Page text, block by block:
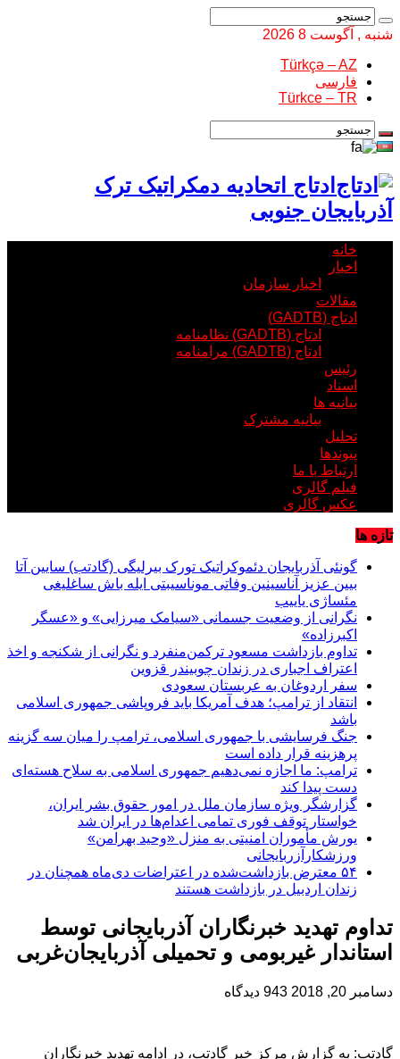
شنبه , آگوست 8 2026
Türkçə – AZ
فارسی
Türkce – TR
ادتاج اتحادیه دمکراتیک ترک
آذربایجان جنوبی
خانه
اخبار
اخبار سازمان
مقالات
ادتاج (GADTB)
ادتاج (GADTB) نظامنامه
ادتاج (GADTB) مرامنامه
رئیس
اسناد
بیانیه ها
بیانیه مشترک
تحلیل
پیوندها
ارتباط با ما
فیلم گالری
عکس گالری
تازه ها
گونئی آذربایجان دئموکراتیک تورک بیرلیگی (گادتب) سایین آتا
بیین عزیز آناسینین وفاتی موناسیبتی ایله باش ساغلیغی
مئساژی یاییب
نگرانی از وضعیت جسمانی «سیامک میرزایی» و «عسگر
اکبرزاده»
تداوم بازداشت مسعود ترکمن‌منفرد و نگرانی از شکنجه و اخذ
اعتراف اجباری در زندان چوبیندر قزوین
سفر اردوغان به عربستان‌ سعودی
انتقاد از ترامپ؛ هدف آمریکا باید فروپاشی جمهوری اسلامی
باشد
جنگ فرسایشی با جمهوری اسلامی، ترامپ را میان سه گزینه
پرهزینه قرار داده است
ترامپ: ما اجازه نمی‌دهیم جمهوری اسلامی به سلاح هسته‌ای
دست پیدا کند
گزارشگر ویژه سازمان ملل در امور حقوق بشر ایران،
خواستار توقف فوری تمامی اعدام‌ها در ایران شد
یورش مأموران امنیتی به منزل «وحید بهرامن»
ورزشکارآزربایجانی
۵۴ معترض بازداشت‌شده در اعتراضات دی‌ماه همچنان در
زندان اردبیل در بازداشت هستند
تداوم تهدید خبرنگاران آذربایجانی توسط
استاندار غیربومی و تحمیلی آذربایجان‌غربی
دسامبر 20, 2018 943 دیدگاه
گادتب: به گزارش مرکز خبر گادتب، در ادامه تهدید خبرنگاران